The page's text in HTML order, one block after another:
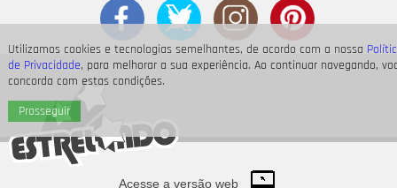
Utilizamos cookies e tecnologias semelhantes, de acordo com a nossa
de Privacidade, para melhorar a sua experiência. Ao continuar navegando,
concorda com estas condições.
Prosseguir
Acesse a versão web